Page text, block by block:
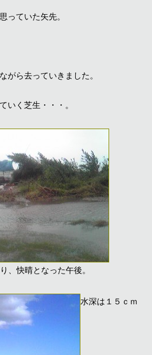
っていた矢先。
がら去っていきました。
いく芝生・・・。
、快晴となった午後。
水深は１５ｃｍ